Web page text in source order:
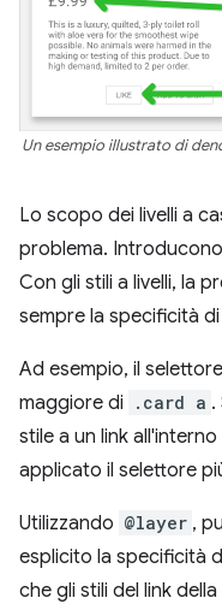
Un esempio illustrato di
Lo scopo dei livelli a
problema.
Con gli stili a livelli, la
sempre la specificità di
Ad esempio, il selettore
maggiore di
.card a .
stile a un link
applicato il selettore
Utilizzando @layer ,
esplicito la specificità
che gli stili del link